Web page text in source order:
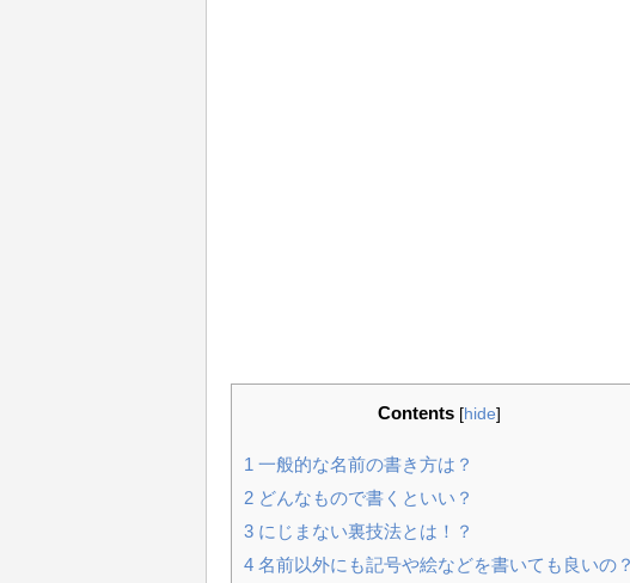
Contents [hide]
1 一般的な名前の書き方は？
2 どんなもので書くといい？
3 にじまない裏技法とは！？
4 名前以外にも記号や絵などを書いても良いの？